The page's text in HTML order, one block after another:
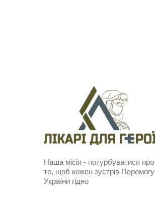
Наша місія - потурбуватися про
те, щоб кожен зустрів Перемогу
України гідно